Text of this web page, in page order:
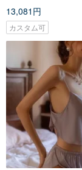
13,081円
カスタム可